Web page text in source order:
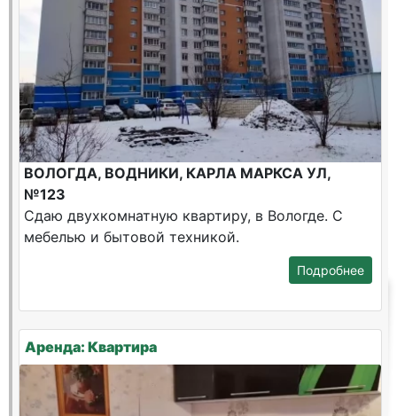
ВОЛОГДА, ВОДНИКИ, КАРЛА МАРКСА УЛ,
№123
Сдаю двухкомнатную квартиру, в Вологде. С
мебелью и бытовой техникой.
Подробнее
Аренда: Квартира